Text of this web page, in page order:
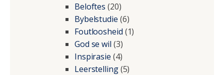
Beloftes (20)
Bybelstudie (6)
Foutloosheid (1)
God se wil (3)
Inspirasie (4)
Leerstelling(5)